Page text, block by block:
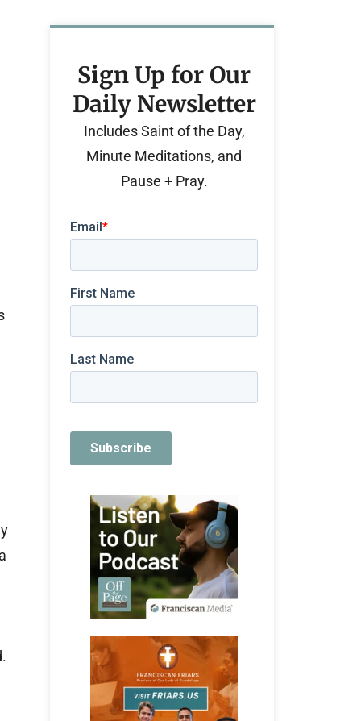
Sign Up for Our
Daily Newsletter
Includes Saint of the Day,
Minute Meditations, and
Pause + Pray.